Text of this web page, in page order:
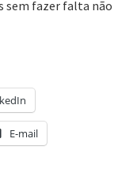
sem fazer falta não
E-mail